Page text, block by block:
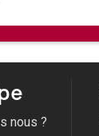
nous ?